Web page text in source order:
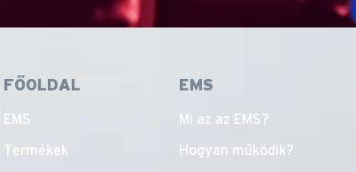
FŐOLDAL
EMS
Termékek
EMS
Mi az az EMS?
Hogyan működik?